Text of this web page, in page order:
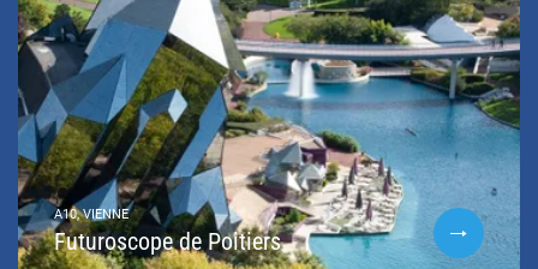
A10, VIENNE
Futuroscope de Poitiers